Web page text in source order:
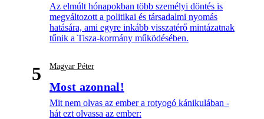
Az elmúlt hónapokban több személyi döntés is
megváltozott a politikai és társadalmi nyomás
hatására, ami egyre inkább visszatérő mintázatnak
tűnik a Tisza-kormány működésében.
5 Magyar Péter
Most azonnal!
Mit nem olvas az ember a rotyogó kánikulában -
hát ezt olvassa az ember: